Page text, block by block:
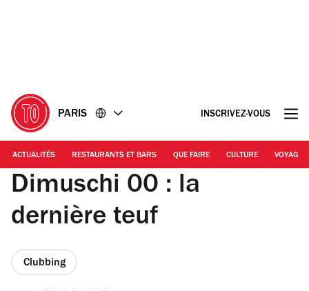
PARIS INSCRIVEZ-VOUS
ACTUALITÉS RESTAURANTS ET BARS QUE FAIRE CULTURE VOYAGE
Dimuschi 00 : la
dernière teuf
Clubbing